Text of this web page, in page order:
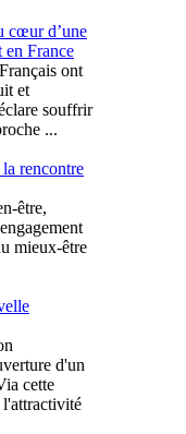
cœur d’une
en France
ont
et
souffrir
...
rencontre
être,
mieux-être
d'un
cette
l'attractivité